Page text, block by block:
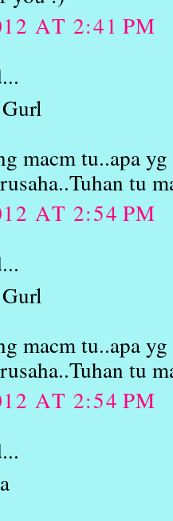
AT 2:41 PM
macm tu..apa
tu
AT 2:54 PM
macm tu..apa
tu
AT 2:54 PM